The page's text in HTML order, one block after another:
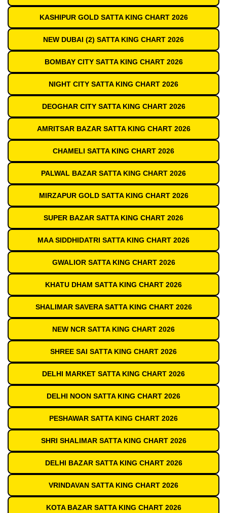
KASHIPUR GOLD SATTA KING CHART 2026
NEW DUBAI (2) SATTA KING CHART 2026
BOMBAY CITY SATTA KING CHART 2026
NIGHT CITY SATTA KING CHART 2026
DEOGHAR CITY SATTA KING CHART 2026
AMRITSAR BAZAR SATTA KING CHART 2026
CHAMELI SATTA KING CHART 2026
PALWAL BAZAR SATTA KING CHART 2026
MIRZAPUR GOLD SATTA KING CHART 2026
SUPER BAZAR SATTA KING CHART 2026
MAA SIDDHIDATRI SATTA KING CHART 2026
GWALIOR SATTA KING CHART 2026
KHATU DHAM SATTA KING CHART 2026
SHALIMAR SAVERA SATTA KING CHART 2026
NEW NCR SATTA KING CHART 2026
SHREE SAI SATTA KING CHART 2026
DELHI MARKET SATTA KING CHART 2026
DELHI NOON SATTA KING CHART 2026
PESHAWAR SATTA KING CHART 2026
SHRI SHALIMAR SATTA KING CHART 2026
DELHI BAZAR SATTA KING CHART 2026
VRINDAVAN SATTA KING CHART 2026
KOTA BAZAR SATTA KING CHART 2026